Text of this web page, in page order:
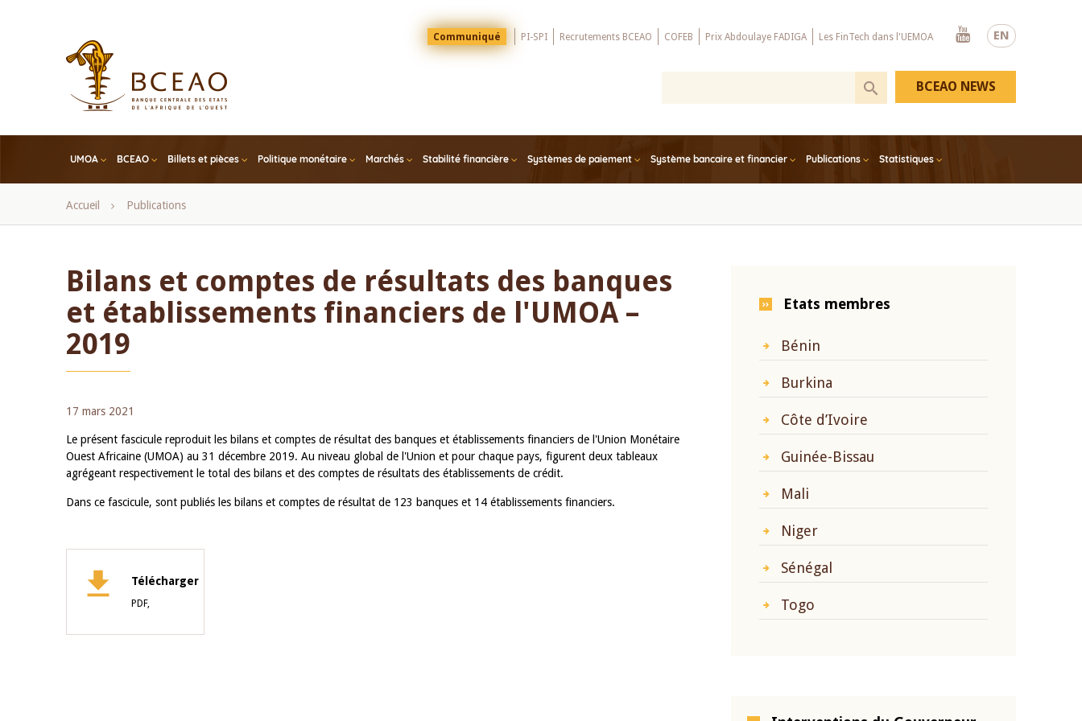
EN
Menu
Top
Communiqué PI-SPI Recrutements BCEAO COFEB Prix Abdoulaye FADIGA Les FinTech dans l'UEMOA
Youtube
UMOA BCEAO Billets et pièces Politique monétaire Marchés Stabilité financière Systèmes de paiement Système bancaire et financier Publications Statistiques
BCEAO NEWS
Fil
Accueil Publications
Bilans et comptes de résultats des banques
et établissements financiers de l'UMOA –
2019
17 mars 2021
Le présent fascicule reproduit les bilans et comptes de résultat des banques et établissements financiers de l'Union Monétaire
Ouest Africaine (UMOA) au 31 décembre 2019. Au niveau global de l'Union et pour chaque pays, figurent deux tableaux
agrégeant respectivement le total des bilans et des comptes de résultats des établissements de crédit.
Dans ce fascicule, sont publiés les bilans et comptes de résultat de 123 banques et 14 établissements financiers.
Télécharger
PDF,
Etats membres
Bénin
Burkina
Côte d’Ivoire
Guinée-Bissau
Mali
Niger
Sénégal
Togo